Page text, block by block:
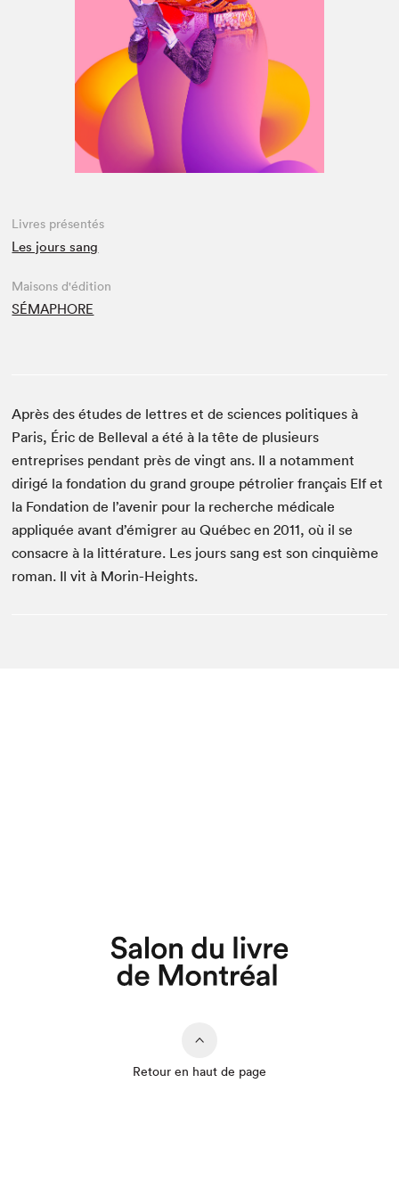
Espace médias
Livres présentés
Les jours sang
Maisons d'édition
SÉMAPHORE
Après des études de lettres et de sciences politiques à
Paris, Éric de Belleval a été à la tête de plusieurs
entreprises pendant près de vingt ans. Il a notamment
dirigé la fondation du grand groupe pétrolier français Elf et
la Fondation de l’avenir pour la recherche médicale
appliquée avant d’émigrer au Québec en 2011, où il se
consacre à la littérature. Les jours sang est son cinquième
roman. Il vit à Morin-Heights.
Retour en haut de page